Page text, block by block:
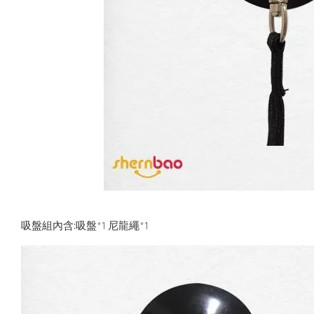
吸盤組內含:吸盤*1 尼龍繩*1